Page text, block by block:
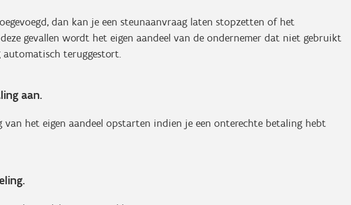
dan kan je een steunaanvraag laten stopzetten of het
gevallen wordt het eigen aandeel van de ondernemer dat niet gebruikt
teruggestort.
aan.
van het eigen aandeel opstarten indien je een onterechte betaling hebt